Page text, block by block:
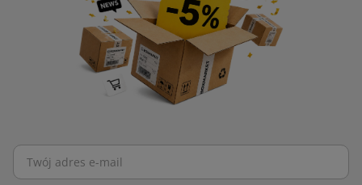
Dyspenser ActivaWrapzostał stworzony jako alternatywne
rozwiązanie dlafolii bąbelkowej. To ekologiczne urządzenie
do pakowania zaprojektowano by ułatwić pakowanie oraz
poprawić jego wydajność.
ActivaWrap, dzięki czemu eliminuje potrzebę stosowania
taśmy lub kleju. Materiał pakowy został stworzony na